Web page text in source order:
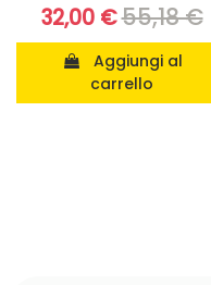
32,00 €55,18 €
carrello